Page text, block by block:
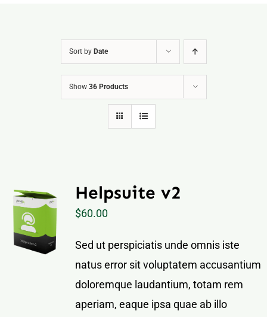
Properties
Sort by Date
Show 36 Products
Helpsuite v2
$60.00
Sed ut perspiciatis unde omnis iste
natus error sit voluptatem accusantium
doloremque laudantium, totam rem
aperiam, eaque ipsa quae ab illo